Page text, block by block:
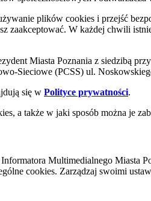
plików cookies i przejść
zaakceptować. W każdej chwili
Miasta Poznania z siedzibą
Sieciowe (PCSS) ul.
się w Polityce prywatności.
a także w jaki sposób można je
Multimedialnego Miasta
cookies. Zarządzaj swoimi